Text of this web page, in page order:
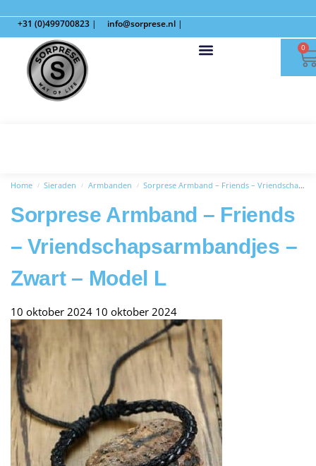
+31 (0)499700823 | info@sorprese.nl |
0
Home / Sieraden / Armbanden / Sorprese Armband – Friends – Vriendschapsarmbandjes – Zwart – Model L
Sorprese Armband – Friends
– Vriendschapsarmbandjes –
Zwart – Model L
10 oktober 2024 10 oktober 2024